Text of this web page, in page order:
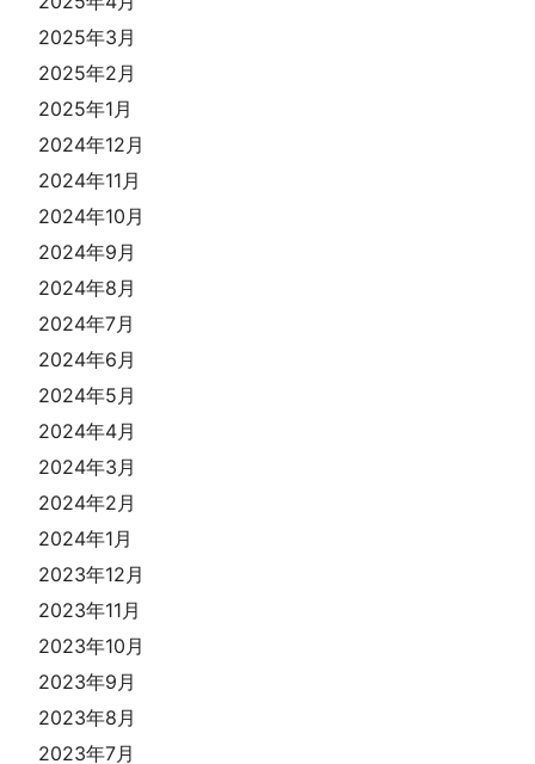
2025年3月
2025年2月
2025年1月
2024年12月
2024年11月
2024年10月
2024年9月
2024年8月
2024年7月
2024年6月
2024年5月
2024年4月
2024年3月
2024年2月
2024年1月
2023年12月
2023年11月
2023年10月
2023年9月
2023年8月
2023年7月